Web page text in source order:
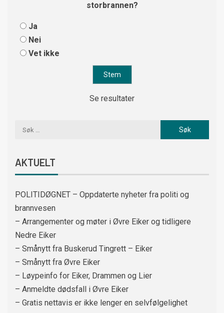
storbrannen?
Ja
Nei
Vet ikke
Se resultater
AKTUELT
POLITIDØGNET – Oppdaterte nyheter fra politi og
brannvesen
– Arrangementer og møter i Øvre Eiker og tidligere
Nedre Eiker
– Smånytt fra Buskerud Tingrett – Eiker
– Smånytt fra Øvre Eiker
– Løypeinfo for Eiker, Drammen og Lier
– Anmeldte dødsfall i Øvre Eiker
– Gratis nettavis er ikke lenger en selvfølgelighet